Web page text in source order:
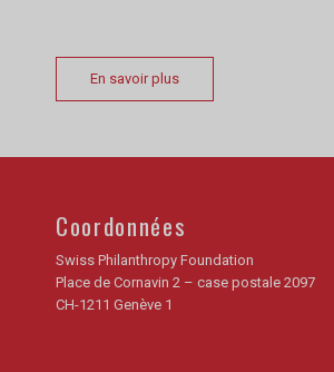
En savoir plus
Coordonnées
Swiss Philanthropy Foundation
Place de Cornavin 2 – case postale 2097
CH-1211 Genève 1